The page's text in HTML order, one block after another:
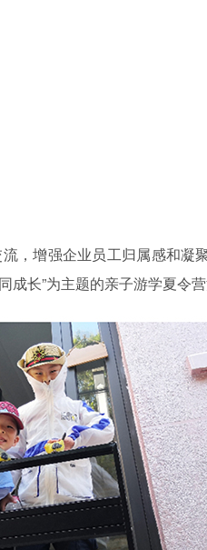
，增强企业员工归属感和
成长”为主题的亲子游学夏令营